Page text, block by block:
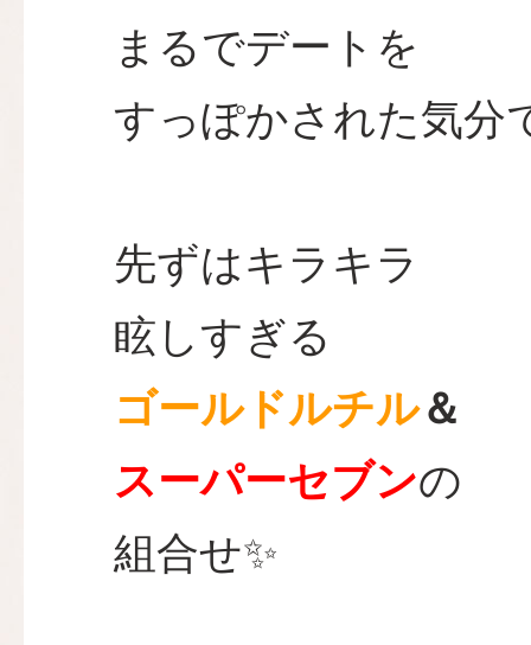
まるでデートを
すっぽかされた気分
先ずはキラキラ
眩しすぎる
ゴールドルチル＆
スーパーセブンの
組合せ✨